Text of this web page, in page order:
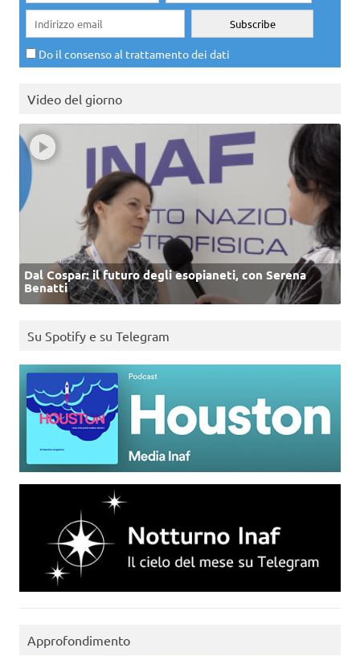
Do il consenso al trattamento dei dati
Video del giorno
Dal Cospar: il futuro degli esopianeti, con Serena
Benatti
Su Spotify e su Telegram
Approfondimento